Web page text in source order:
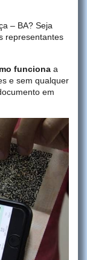
– BA? Seja
representantes
funciona a
e sem qualquer
em